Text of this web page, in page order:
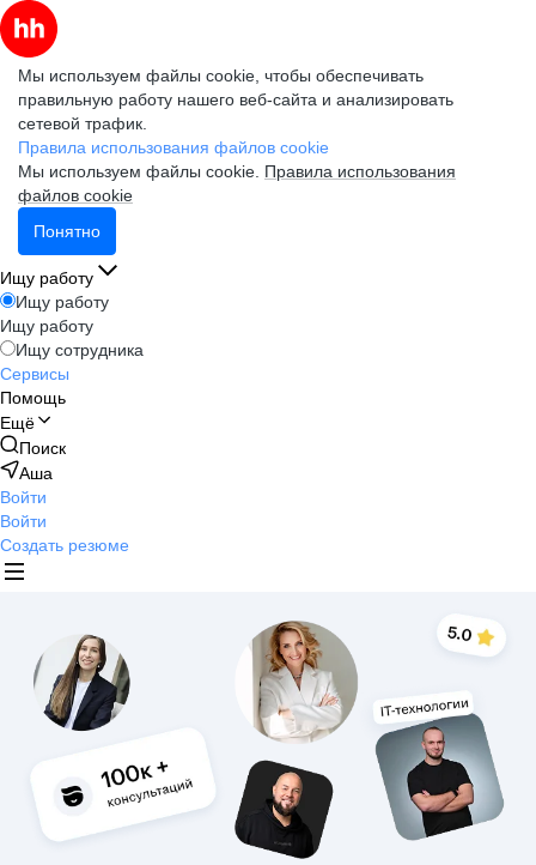
Мы используем файлы cookie, чтобы обеспечивать
правильную работу нашего веб-сайта и анализировать
сетевой трафик.
Правила использования файлов cookie
Мы используем файлы cookie. Правила использования
файлов cookie
Понятно
Ищу работу
Ищу работу
Ищу работу
Ищу сотрудника
Сервисы
Помощь
Ещё
Поиск
Аша
Войти
Войти
Создать резюме